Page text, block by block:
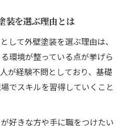
い？外壁塗装の労働環境と
られる体力と健康管理のコ
外壁塗装の仕事の工夫
語る現場のリアルな体験談
装を選ぶ理由とは
して外壁塗装を選ぶ理由は、
環境が整っている点が挙げら
が経験不問としており、基礎
でスキルを習得していくこと
好きな方や手に職をつけたい